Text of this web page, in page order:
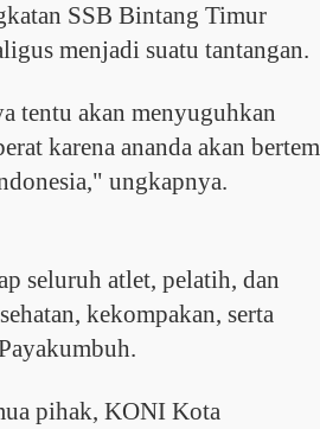
SSB Bintang Timur
menjadi suatu tantangan.
tentu akan menyuguhkan
karena ananda akan
ungkapnya.
seluruh atlet, pelatih, dan
kekompakan, serta
pihak, KONI Kota